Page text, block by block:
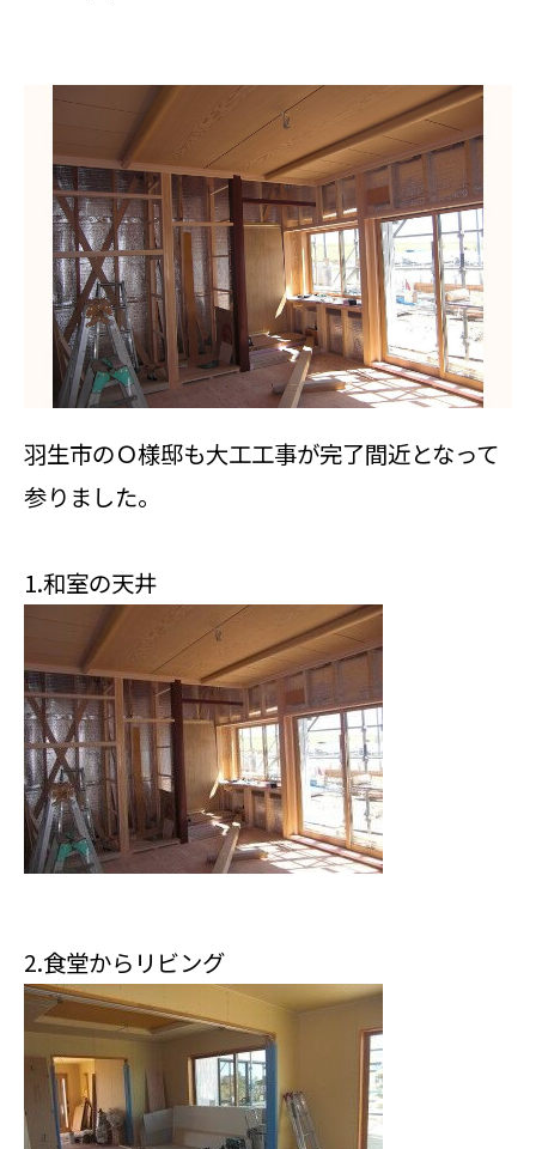
羽生市のＯ様邸も大工工事が完了間近となって
参りました。
1.和室の天井
2.食堂からリビング